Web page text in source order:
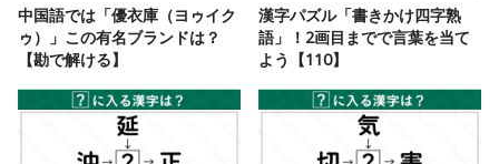
中国語では「優衣庫（ヨゥイク
ゥ）」この有名ブランドは？
【勘で解ける】
漢字パズル「書きかけ四字熟
語」！2画目までで言葉を当て
よう【110】